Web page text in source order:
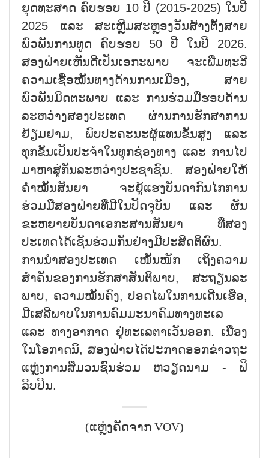
ຍຸດທະສາດ ຄົບຮອບ 10 ປີ (2015-2025) ໃນປີ
2025 ແລະ ສະເຫຼີມສະຫຼອງວັນສ້າງຕັ້ງສາຍ
ພົວພັນການທູດ ຄົບຮອບ 50 ປີ ໃນປີ 2026.
ສອງຝ່າຍເຫັນດີເປັນເອກະພາບ ຈະເພີ່ມທະວີ
ຄວາມເຊື້ອໝັ້ນທາງດ້ານການເມືອງ, ສາຍ
ພົວພັນມິດຕະພາບ ແລະ ການຮ່ວມມືຮອບດ້ານ
ລະຫວ່າງສອງປະເທດ ຜ່ານການຮັກສາການ
ຢ້ຽມຢາມ, ພົບປະຄະນະຜູ້ແທນຂັ້ນສູງ ແລະ
ທຸກຂັ້ນເປັນປະຈຳໃນທຸກຊ່ອງທາງ ແລະ ການໄປ
ມາຫາສູ່ກັນລະຫວ່າງປະຊາຊົນ. ສອງຝ່າຍໃຫ້
ຄຳໝັ້ນສັນຍາ ຈະຍູ້ແຮງບັນດາກົນໄກການ
ຮ່ວມມືສອງຝ່າຍທີ່ມີໃນປັດຈຸບັນ ແລະ ຜັນ
ຂະຫຍາຍບັນດາເອກະສານສັນຍາ ທີ່ສອງ
ປະເທດໄດ້ເຊັນຮ່ວມກັນຢ່າງມີປະສິດຕິຜົນ.
ການນຳສອງປະເທດ ເໜັ້ນໜັກ ເຖິງຄວາມ
ສຳຄັນຂອງການຮັກສາສັນຕິພາບ, ສະຖຽນລະ
ພາບ, ຄວາມໝັ້ນຄົງ, ປອດໄພໃນການເດີນເຮືອ,
ມີເສລີພາບໃນການຄົມມະນາຄົມທາງທະເລ
ແລະ ທາງອາກາດ ຢູ່ທະເລຕາເວັນອອກ. ເນື່ອງ
ໃນໂອກາດນີ້, ສອງຝ່າຍໄດ້ປະກາດອອກຂ່າວຖະ
ແຫຼ່ງການສື່ມວນຊົນຮ່ວມ ຫວຽດນາມ - ຟິ
ລິບປິນ.
(ແຫຼ່ງຄັດຈາກ VOV)